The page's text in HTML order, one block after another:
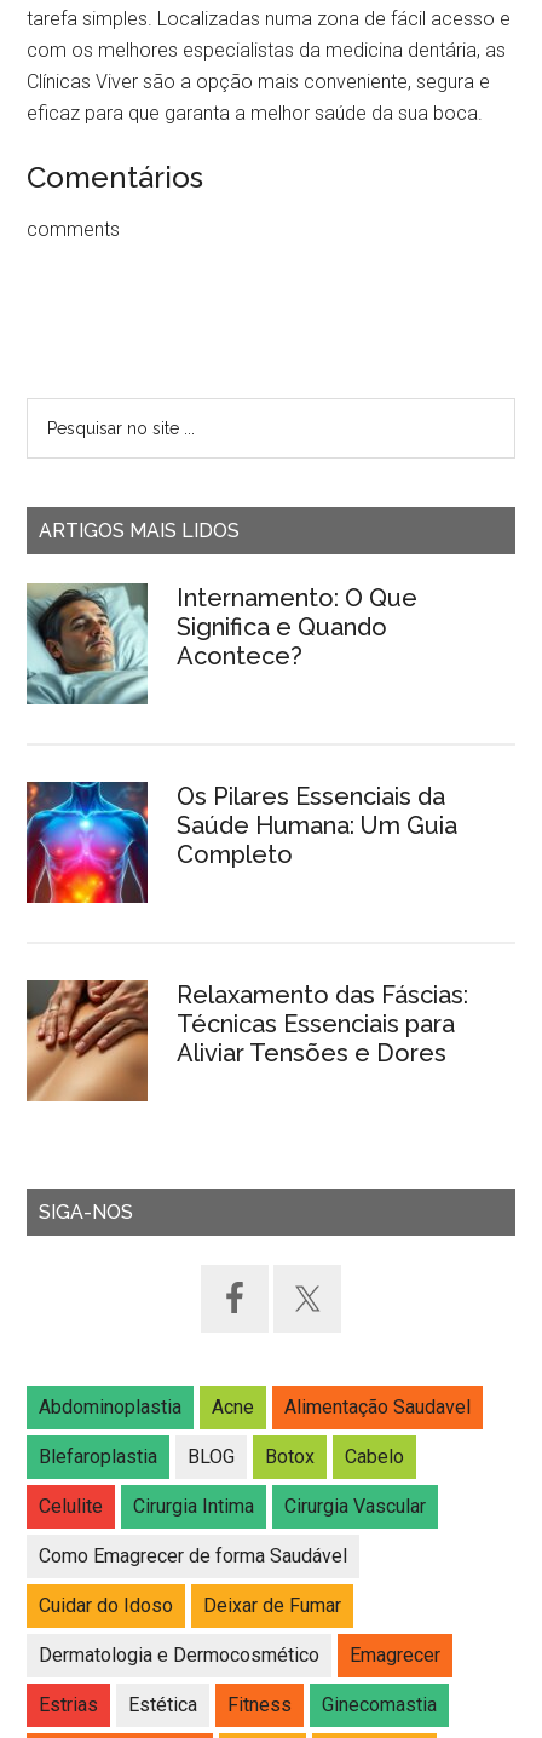
tarefa simples. Localizadas numa zona de fácil acesso e
com os melhores especialistas da medicina dentária, as
Clínicas Viver são a opção mais conveniente, segura e
eficaz para que garanta a melhor saúde da sua boca.
Comentários
comments
ARTIGOS MAIS LIDOS
Internamento: O Que
Significa e Quando
Acontece?
Os Pilares Essenciais da
Saúde Humana: Um Guia
Completo
Relaxamento das Fáscias:
Técnicas Essenciais para
Aliviar Tensões e Dores
SIGA-NOS
Abdominoplastia Acne Alimentação Saudavel
Blefaroplastia BLOG Botox Cabelo
Celulite Cirurgia Intima Cirurgia Vascular
Como Emagrecer de forma Saudável
Cuidar do Idoso Deixar de Fumar
Dermatologia e Dermocosmético Emagrecer
Estrias Estética Fitness Ginecomastia